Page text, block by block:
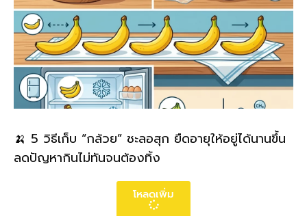
🍌 5 วิธีเก็บ “กล้วย” ชะลอสุก ยืดอายุให้อยู่ได้นานขึ้น
ลดปัญหากินไม่ทันจนต้องทิ้ง
โหลดเพิ่ม